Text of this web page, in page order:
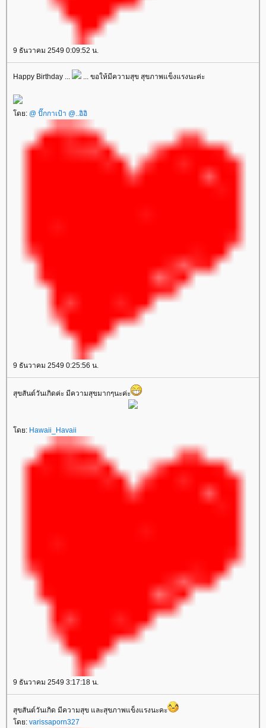
9 ธันวาคม 2549 0:09:52 น.
Happy Birthday ... ... ขอให้มีความสุข สุขภาพแข็งแรงนะค่ะ
ดย: @ ปั๊กกาเป้า @..อิอิ
9 ธันวาคม 2549 0:25:56 น.
สุขสันต์วันเกิดค่ะ มีความสุขมากๆนะค่ะ
ดย: Hawaii_Havaii
9 ธันวาคม 2549 3:17:18 น.
สุขสันต์วันเกิด มีความสุข และสุขภาพแข็งแรงนะคะ
ดย: varissaporn327